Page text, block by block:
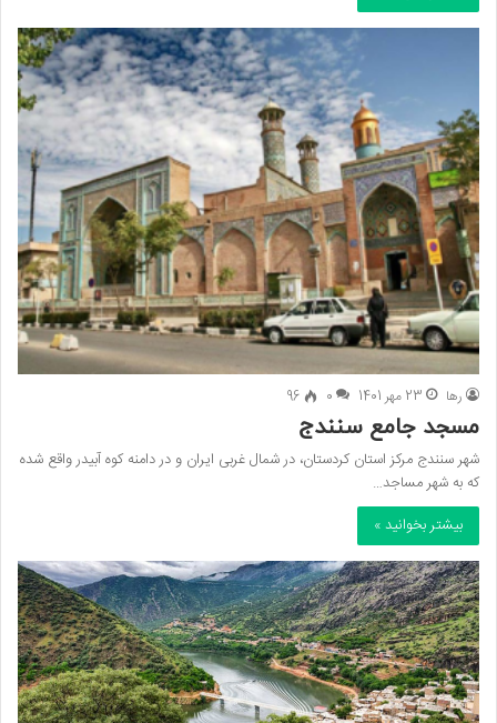
رها 23 مهر 1401 0
96
مسجد جامع سنندج
شهر سنندج مرکز استان کردستان، در شمال غربی ایران و در دامنه کوه آبیدر واقع شده
که به شهر مساجد…
بیشتر بخوانید »